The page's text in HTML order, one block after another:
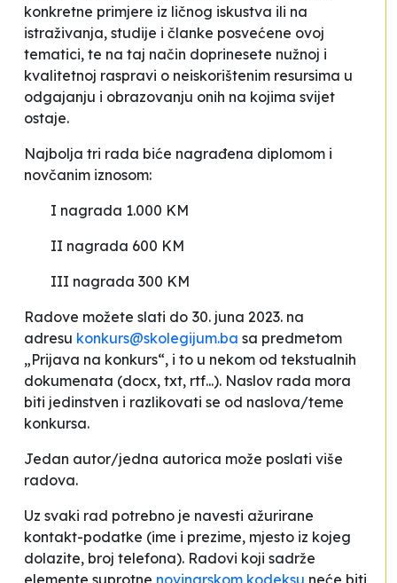
konkretne primjere iz ličnog iskustva ili na
istraživanja, studije i članke posvećene ovoj
tematici, te na taj način doprinesete nužnoj i
kvalitetnoj raspravi o neiskorištenim resursima u
odgajanju i obrazovanju onih na kojima svijet
ostaje.
Najbolja tri rada biće nagrađena diplomom i
novčanim iznosom:
I nagrada 1.000 KM
II nagrada 600 KM
III nagrada 300 KM
Radove možete slati do 30. juna 2023. na
adresu konkurs@skolegijum.ba sa predmetom
„Prijava na konkurs“, i to u nekom od tekstualnih
dokumenata (docx, txt, rtf...). Naslov rada mora
biti jedinstven i razlikovati se od naslova/teme
konkursa.
Jedan autor/jedna autorica može poslati više
radova.
Uz svaki rad potrebno je navesti ažurirane
kontakt-podatke (ime i prezime, mjesto iz kojeg
dolazite, broj telefona). Radovi koji sadrže
elemente suprotne novinarskom kodeksu neće biti